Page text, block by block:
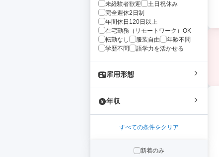
未経験者歓迎
土日祝休み
完全週休2日制
年間休日120日以上
在宅勤務（リモートワーク）OK
転勤なし
服装自由
年齢不問
学歴不問
語学力を活かせる
雇用形態
年収
すべての条件をクリア
新着のみ